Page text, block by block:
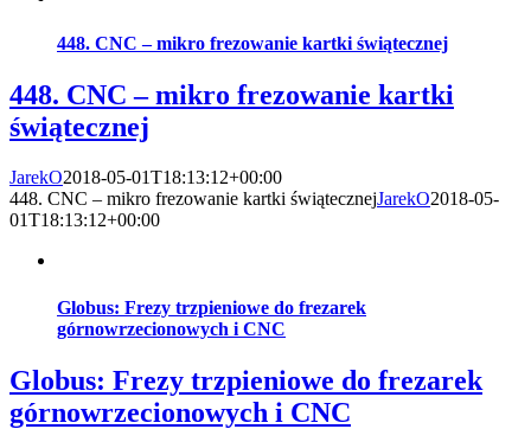
448. CNC – mikro frezowanie kartki świątecznej
448. CNC – mikro frezowanie kartki
świątecznej
JarekO2018-05-01T18:13:12+00:00
448. CNC – mikro frezowanie kartki świątecznejJarekO2018-05-
01T18:13:12+00:00
Globus: Frezy trzpieniowe do frezarek
górnowrzecionowych i CNC
Globus: Frezy trzpieniowe do frezarek
górnowrzecionowych i CNC